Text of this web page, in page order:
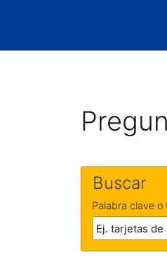
Buscar
Palabra clave o